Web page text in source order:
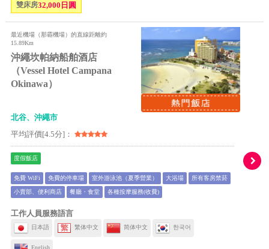
雙床房32,000日圓
最近機場（那霸機場）的直線距離約
15.89Km
沖繩坎帕納船舶酒店
（Vessel Hotel Campana
Okinawa）
北谷、沖繩市
平均評價[4.5分]：
度假飯店
免費 WiFi 免費的停車場 室外游泳池（夏季營業） 大浴場 所有客房禁菸
小賣部、便利商店 餐廳・食堂 各種按摩服務(收費)
工作人員服務語言
日本語 繁体中文 简体中文 한국어
English